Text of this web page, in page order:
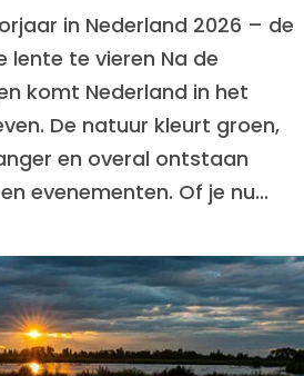
in Nederland 2026 – de
lente te vieren Na de
komt Nederland in het
De natuur kleurt groen,
en overal ontstaan
evenementen. Of je nu...